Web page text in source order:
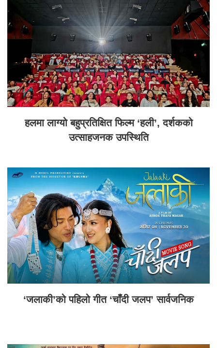
हलमा लाग्यो बहुप्रतिक्षित फिल्म ‘हली’, दर्शकको
उत्साहजनक उपस्थिति
‘जलाकी’को पहिलो गीत ‘चाँदी जलप’ सार्वजनिक